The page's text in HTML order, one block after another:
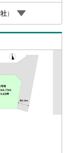
ンを始め多数物件
載しきれない物
ださい。弊社ホ
社）